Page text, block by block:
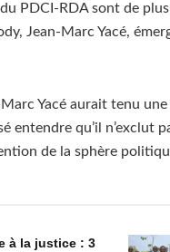
PDCI-RDA sont de
Jean-Marc Yacé,
Yacé aurait tenu
entendre qu’il n’exclut
de la sphère
à la justice : 3